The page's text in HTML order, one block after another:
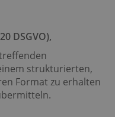
DSGVO),
strukturierten,
Format zu erhalten